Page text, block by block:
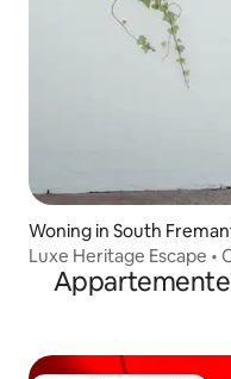
Woning in South
Luxe Heritage Escape •
Open haard